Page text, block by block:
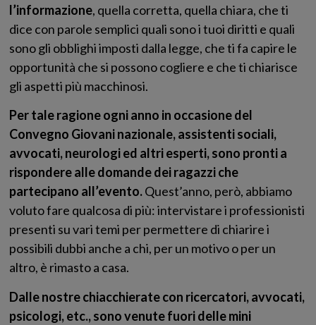
l’informazione, quella corretta, quella chiara, che ti
dice con parole semplici quali sono i tuoi diritti e quali
sono gli obblighi imposti dalla legge, che ti fa capire le
opportunità che si possono cogliere e che ti chiarisce
gli aspetti più macchinosi.
Per tale ragione ogni anno in occasione del
Convegno Giovani nazionale, assistenti sociali,
avvocati, neurologi ed altri esperti, sono pronti a
rispondere alle domande dei ragazzi che
partecipano all’evento.Quest’anno, però, abbiamo
voluto fare qualcosa di più: intervistare i professionisti
presenti su vari temi per permettere di chiarire i
possibili dubbi anche a chi, per un motivo o per un
altro, è rimasto a casa.
Dalle nostre chiacchierate con ricercatori, avvocati,
psicologi, etc., sono venute fuori delle mini